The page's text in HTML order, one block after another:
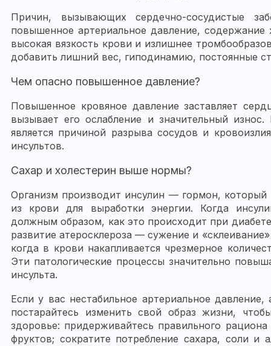
Причин, вызывающих сердечно-сосудистые
повышенное артериальное давление,
высокая вязкость крови и излишнее
добавить лишний вес, гиподинамию, постоянные
Чем опасно повышенное давление?
Повышенное кровяное давление заставляет
вызывает его ослабление и значительный
является причиной разрыва сосудов и
инсультов.
Сахар и холестерин выше нормы?
Организм производит инсулин — гормон, который
из крови для выработки энергии. Когда
должным образом, как это происходит при
развитие атеросклероза — сужение и
когда в крови накапливается чрезмерное
Эти патологические процессы значительно
инсульта.
Если у вас нестабильное артериальное
постарайтесь изменить свой образ жизни,
здоровье: придерживайтесь правильного
фруктов; сократите потребление сахара, соли и